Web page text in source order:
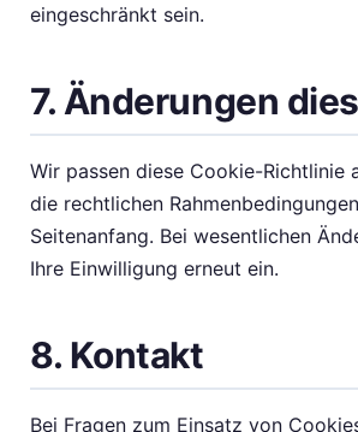
eingeschränkt sein.
7. Änderungen
Wir passen diese Cookie-Richtlinie
die rechtlichen
Seitenanfang. Bei wesentlichen
Ihre Einwilligung erneut ein.
8. Kontakt
Bei Fragen zum Einsatz von